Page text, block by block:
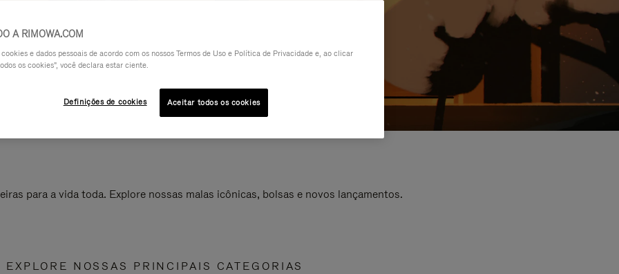
para a vida toda. Explore nossas malas icônicas, bolsas e novos lançamentos.
EXPLORE NOSSAS PRINCIPAIS CATEGORIAS
A RIMOWA.COM
e dados pessoais de acordo com os nossos Termos de Uso e Política de Privacidade e, ao clicar
os cookies", você declara estar ciente.
Definições de cookies Aceitar todos os cookies